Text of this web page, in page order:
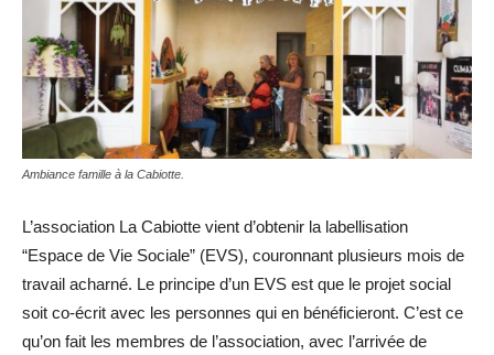
Ambiance famille à la Cabiotte.
L’association La Cabiotte vient d’obtenir la labellisation
“Espace de Vie Sociale” (EVS), couronnant plusieurs mois de
travail acharné. Le principe d’un EVS est que le projet social
soit co-écrit avec les personnes qui en bénéficieront. C’est ce
qu’on fait les membres de l’association, avec l’arrivée de